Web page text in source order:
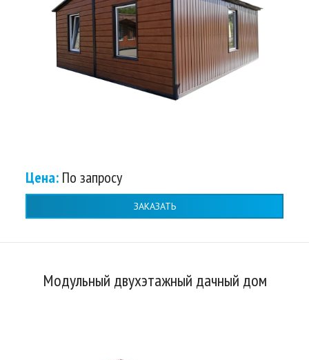
Цена: По запросу
ЗАКАЗАТЬ
Модульный двухэтажный дачный дом